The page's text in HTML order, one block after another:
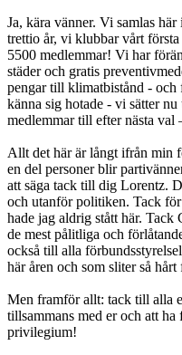
Ja, kära vänner. Vi samlas
trettio år, vi klubbar vårt
5500 medlemmar! Vi har
städer och gratis
pengar till klimatbistånd -
känna sig hotade - vi sätter
medlemmar till efter nästa
Allt det här är långt ifrån min
en del personer blir
att säga tack till dig Lorentz.
och utanför politiken. Tack
hade jag aldrig stått här. Tack
de mest pålitliga och
också till alla
här åren och som sliter så
Men framför allt: tack till alla
tillsammans med er och att
privilegium!